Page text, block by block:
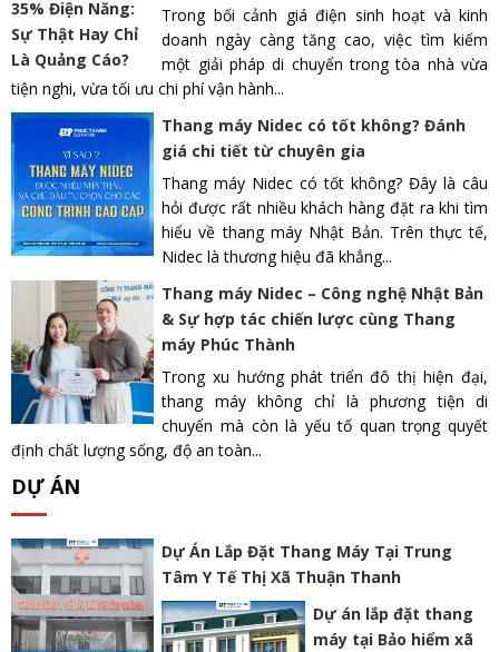
Trong bối cảnh giá điện sinh hoạt và kinh
doanh ngày càng tăng cao, việc tìm kiếm
một giải pháp di chuyển trong tòa nhà vừa
tiện nghi, vừa tối ưu chi phí vận hành...
Thang máy Nidec có tốt không? Đánh
giá chi tiết từ chuyên gia
Thang máy Nidec có tốt không? Đây là câu
hỏi được rất nhiều khách hàng đặt ra khi tìm
hiểu về thang máy Nhật Bản. Trên thực tế,
Nidec là thương hiệu đã khẳng...
Thang máy Nidec – Công nghệ Nhật Bản
& Sự hợp tác chiến lược cùng Thang
máy Phúc Thành
Trong xu hướng phát triển đô thị hiện đại,
thang máy không chỉ là phương tiện di
chuyển mà còn là yếu tố quan trọng quyết
định chất lượng sống, độ an toàn...
DỰ ÁN
Dự Án Lắp Đặt Thang Máy Tại Trung
Tâm Y Tế Thị Xã Thuận Thanh
Dự án lắp đặt thang
máy tại Bảo hiểm xã